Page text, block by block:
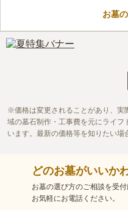
で、お参りの後に散策
墓地なので宗教帰属が
口コミ評価
規模ではない。食事も出来なくは
お墓
価格は変更されることがあり、
域の墓石制作・工事費を元にライ
います。最新の価格等を知りたい場
どのお墓がいいか
お墓の選び方のご相談を受付
お気軽にお電話ください。